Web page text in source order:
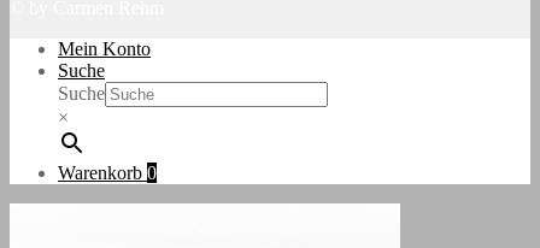
Mein Konto
Suche
Suche
×
Warenkorb 0